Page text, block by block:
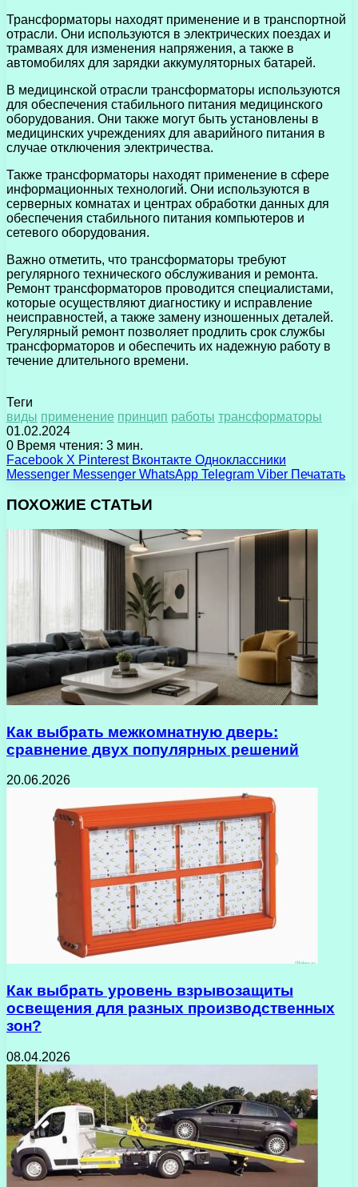
Трансформаторы находят применение и в транспортной
отрасли. Они используются в электрических поездах и
трамваях для изменения напряжения, а также в
автомобилях для зарядки аккумуляторных батарей.
В медицинской отрасли трансформаторы используются
для обеспечения стабильного питания медицинского
оборудования. Они также могут быть установлены в
медицинских учреждениях для аварийного питания в
случае отключения электричества.
Также трансформаторы находят применение в сфере
информационных технологий. Они используются в
серверных комнатах и центрах обработки данных для
обеспечения стабильного питания компьютеров и
сетевого оборудования.
Важно отметить, что трансформаторы требуют
регулярного технического обслуживания и ремонта.
Ремонт трансформаторов проводится специалистами,
которые осуществляют диагностику и исправление
неисправностей, а также замену изношенных деталей.
Регулярный ремонт позволяет продлить срок службы
трансформаторов и обеспечить их надежную работу в
течение длительного времени.
Теги
виды применение принцип работы трансформаторы
01.02.2024
0 Время чтения: 3 мин.
Facebook X Pinterest Вконтакте Одноклассники
Messenger Messenger WhatsApp Telegram Viber Печатать
ПОХОЖИЕ СТАТЬИ
Как выбрать межкомнатную дверь:
сравнение двух популярных решений
20.06.2026
Как выбрать уровень взрывозащиты
освещения для разных производственных
зон?
08.04.2026